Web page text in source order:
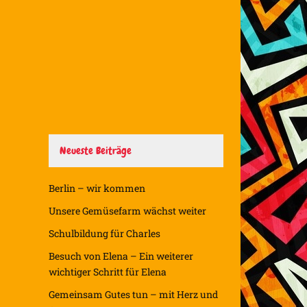
Neueste Beiträge
Berlin – wir kommen
Unsere Gemüsefarm wächst weiter
Schulbildung für Charles
Besuch von Elena – Ein weiterer
wichtiger Schritt für Elena
Gemeinsam Gutes tun – mit Herz und